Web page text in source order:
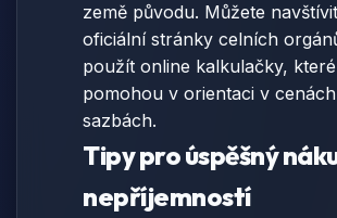
země původu. Můžete navštívit
oficiální stránky celních
použít online kalkulačky,
pomohou v orientaci v
sazbách.
Tipy pro úspěšný
nepříjemností